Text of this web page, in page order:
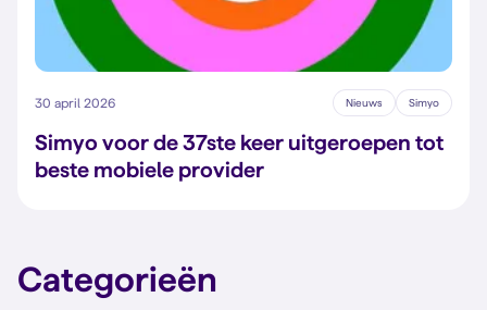
30 april 2026 Nieuws Simyo
Simyo voor de 37ste keer uitgeroepen tot
beste mobiele provider
Categorieën